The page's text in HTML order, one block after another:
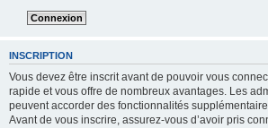
INSCRIPTION
Vous devez être inscrit avant de pouvoir vous
rapide et vous offre de nombreux avantages. Les
peuvent accorder des fonctionnalités
Avant de vous inscrire, assurez-vous d’avoir pris